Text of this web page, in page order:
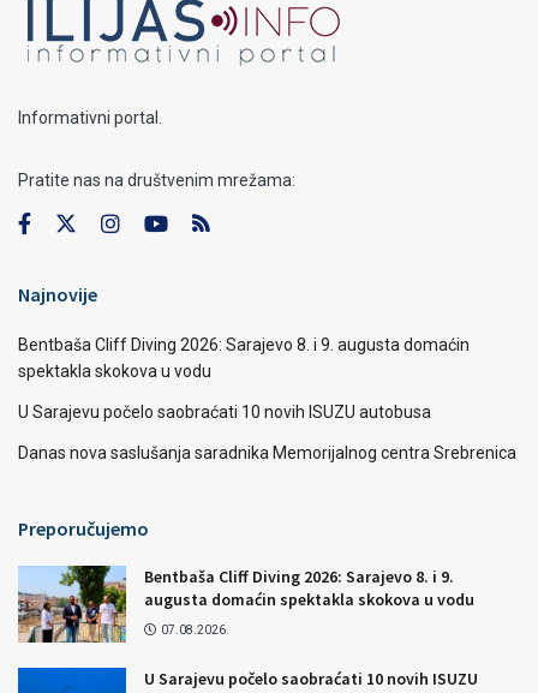
Informativni portal.
Pratite nas na društvenim mrežama:
Najnovije
Bentbaša Cliff Diving 2026: Sarajevo 8. i 9. augusta domaćin
spektakla skokova u vodu
U Sarajevu počelo saobraćati 10 novih ISUZU autobusa
Danas nova saslušanja saradnika Memorijalnog centra Srebrenica
Preporučujemo
Bentbaša Cliff Diving 2026: Sarajevo 8. i 9.
augusta domaćin spektakla skokova u vodu
07.08.2026.
U Sarajevu počelo saobraćati 10 novih ISUZU